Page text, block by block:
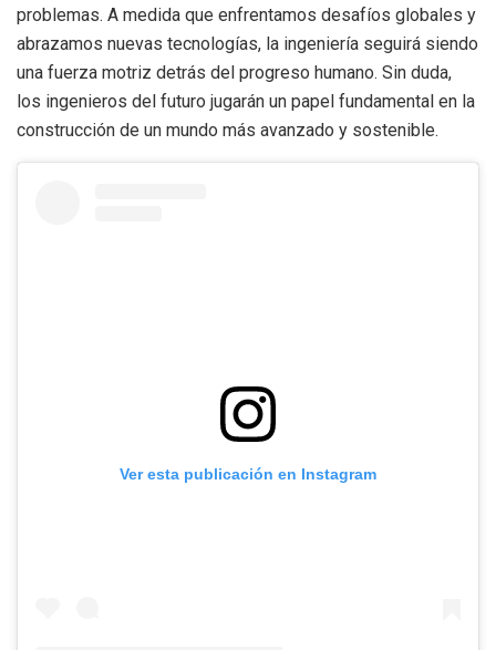
problemas. A medida que enfrentamos desafíos globales y
abrazamos nuevas tecnologías, la ingeniería seguirá siendo
una fuerza motriz detrás del progreso humano. Sin duda,
los ingenieros del futuro jugarán un papel fundamental en la
construcción de un mundo más avanzado y sostenible.
Ver esta publicación en Instagram